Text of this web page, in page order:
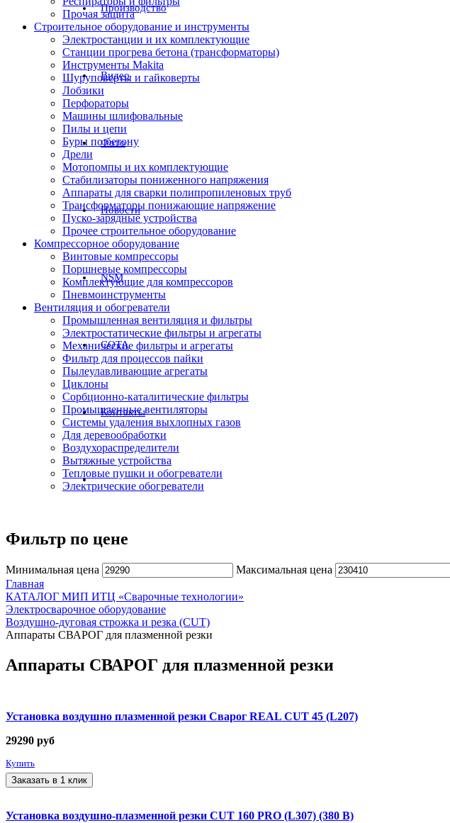
Производство
Видео
Фото
Новости
NSM
СОТА
Контакты
Прочая защита
Строительное оборудование и инструменты
Электростанции и их комплектующие
Станции прогрева бетона (трансформаторы)
Инструменты Makita
Шуруповерты и гайковерты
Лобзики
Перфораторы
Машины шлифовальные
Пилы и цепи
Буры по бетону
Дрели
Мотопомпы и их комплектующие
Стабилизаторы пониженного напряжения
Аппараты для сварки полипропиленовых труб
Трансформаторы понижающие напряжение
Пуско-зарядные устройства
Прочее строительное оборудование
Компрессорное оборудование
Винтовые компрессоры
Поршневые компрессоры
Комплектующие для компрессоров
Пневмоинструменты
Вентиляция и обогреватели
Промышленная вентиляция и фильтры
Электростатические фильтры и агрегаты
Механические фильтры и агрегаты
Фильтр для процессов пайки
Пылеулавливающие агрегаты
Циклоны
Сорбционно-каталитические фильтры
Промышленные вентиляторы
Системы удаления выхлопных газов
Для деревообработки
Воздухораспределители
Вытяжные устройства
Тепловые пушки и обогреватели
Электрические обогреватели
Фильтр по цене
Минимальная цена Максимальная цена
Главная
КАТАЛОГ МИП ИТЦ «Сварочные технологии»
Электросварочное оборудование
Воздушно-дуговая строжка и резка (CUT)
Аппараты СВАРОГ для плазменной резки
Аппараты СВАРОГ для плазменной резки
Установка воздушно плазменной резки Сварог REAL CUT 45 (L207)
29290 руб
Купить
Заказать в 1 клик
Установка воздушно-плазменной резки CUT 160 PRO (L307) (380 В)